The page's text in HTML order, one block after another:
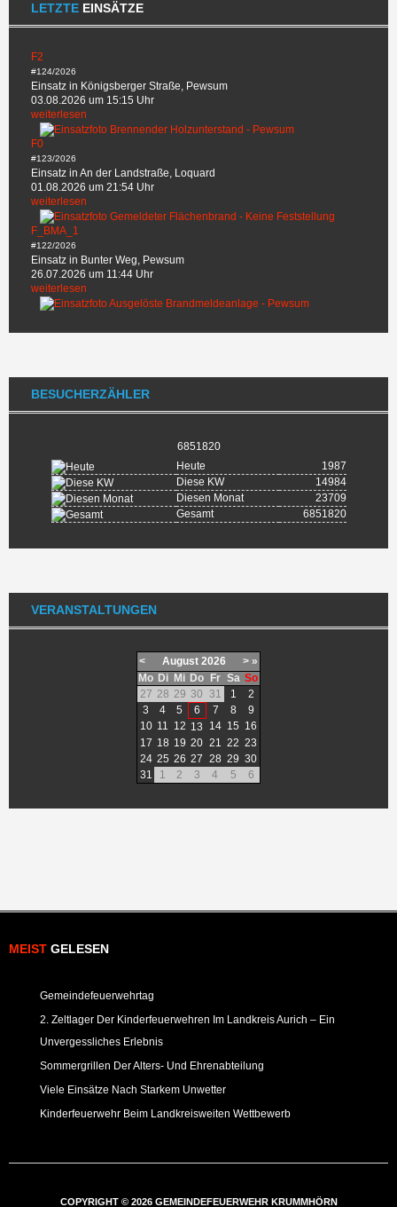
LETZTE EINSÄTZE
F2
#124/2026
Einsatz in Königsberger Straße, Pewsum
03.08.2026 um 15:15 Uhr
weiterlesen
F0
#123/2026
Einsatz in An der Landstraße, Loquard
01.08.2026 um 21:54 Uhr
weiterlesen
F_BMA_1
#122/2026
Einsatz in Bunter Weg, Pewsum
26.07.2026 um 11:44 Uhr
weiterlesen
BESUCHERZÄHLER
6851820
Heute
1987
Diese KW
14984
Diesen Monat
23709
Gesamt
6851820
VERANSTALTUNGEN
< August 2026 > »
Mo Di Mi Do Fr Sa So
27 28 29 30 31 1
2
3
4 5 6 7 8
9
10 11 12 13 14 15 16
17 18 19 20 21 22 23
24 25 26 27 28 29 30
31
1 2 3 4 5 6
MEIST GELESEN
Gemeindefeuerwehrtag
2. Zeltlager Der Kinderfeuerwehren Im Landkreis Aurich – Ein
Unvergessliches Erlebnis
Sommergrillen Der Alters- Und Ehrenabteilung
Viele Einsätze Nach Starkem Unwetter
Kinderfeuerwehr Beim Landkreisweiten Wettbewerb
COPYRIGHT © 2026 GEMEINDEFEUERWEHR KRUMMHÖRN